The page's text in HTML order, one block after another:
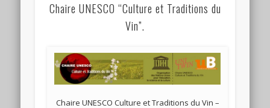
Chaire UNESCO “Culture et Traditions du
Vin”.
Chaire UNESCO Culture et Traditions du Vin –